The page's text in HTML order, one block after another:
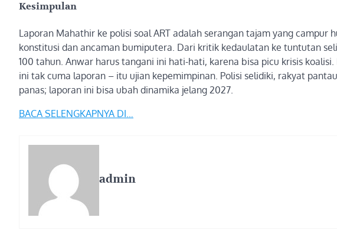
Kesimpulan
Laporan Mahathir ke polisi soal ART adalah serangan tajam yang campur
konstitusi dan ancaman bumiputera. Dari kritik kedaulatan ke tuntutan
100 tahun. Anwar harus tangani ini hati-hati, karena bisa picu krisis
ini tak cuma laporan – itu ujian kepemimpinan. Polisi selidiki, rakyat
panas; laporan ini bisa ubah dinamika jelang 2027.
BACA SELENGKAPNYA DI…
admin